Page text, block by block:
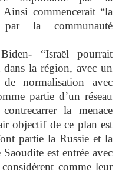
commencerait “la
la communauté
“Israël pourrait
dans la région, avec un
normalisation avec
partie d’un réseau
la menace
objectif de ce plan est
partie la Russie et la
est entrée avec
comme leur